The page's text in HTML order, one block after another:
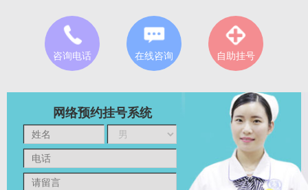
咨询电话 在线咨询 自助挂号
网络预约挂号系统